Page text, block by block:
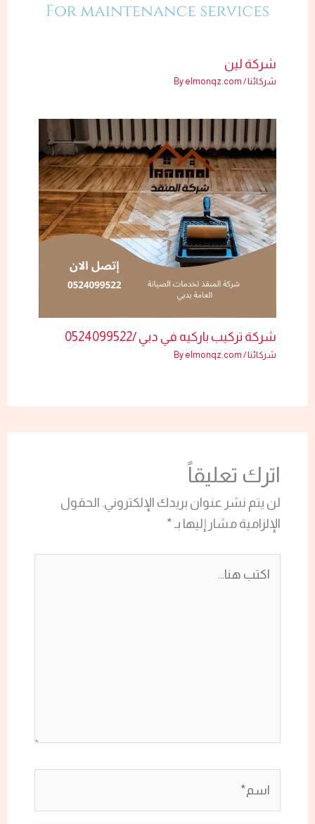
شركة لين
شركائنا/ By
elmonqz.com
شركة تركيب باركيه في دبي /0524099522
شركائنا/ By
elmonqz.com
اترك تعليقاً
لن يتم نشر عنوان بريدك الإلكتروني. الحقول
الإلزامية مشار إليها بـ*